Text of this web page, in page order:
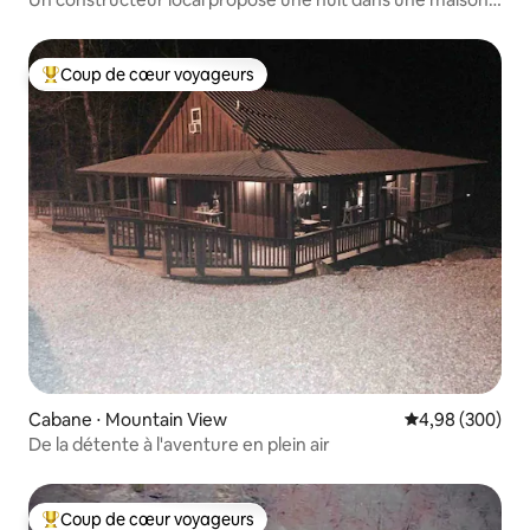
Coups de cœur voyageurs les plus appréciés
Coup de cœur voyageurs
Cabane ⋅ Mountain View Évaluation
4,98 (300)
De la détente à l'aventure en plein air
Coup de cœur voyageurs